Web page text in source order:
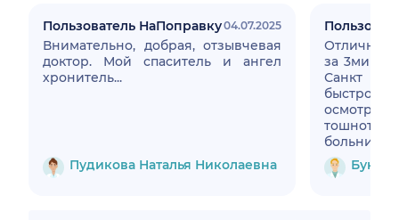
Пользователь НаПоправку04.07.2025
Внимательно, добрая, отзывчевая
доктор. Мой спаситель и ангел
хронитель...
Пудикова Наталья Николаевна
Отличный
за
Санкт
быстро,
тошноты.
больницу